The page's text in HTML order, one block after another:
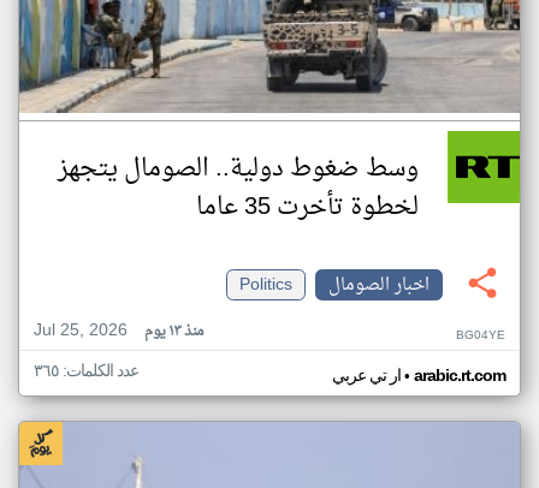
وسط ضغوط دولية.. الصومال يتجهز
لخطوة تأخرت 35 عاما
اخبار الصومال
Politics
Jul 25, 2026
منذ ١٣ يوم BG04YE
ار تي عربي• arabic.rt.com عدد الكلمات: ٣٦٥